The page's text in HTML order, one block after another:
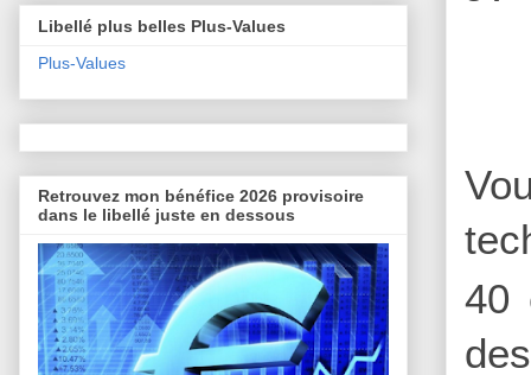
40
Libellé plus belles Plus-Values
Plus-Values
Retrouvez mon bénéfice 2026 provisoire
dans le libellé juste en dessous